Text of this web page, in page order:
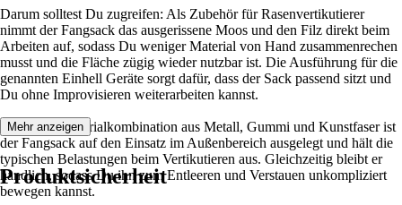
Darum solltest Du zugreifen: Als Zubehör für Rasenvertikutierer
nimmt der Fangsack das ausgerissene Moos und den Filz direkt beim
Arbeiten auf, sodass Du weniger Material von Hand zusammenrechen
musst und die Fläche zügig wieder nutzbar ist. Die Ausführung für die
genannten Einhell Geräte sorgt dafür, dass der Sack passend sitzt und
Du ohne Improvisieren weiterarbeiten kannst.
Durch die Materialkombination aus Metall, Gummi und Kunstfaser ist
der Fangsack auf den Einsatz im Außenbereich ausgelegt und hält die
typischen Belastungen beim Vertikutieren aus. Gleichzeitig bleibt er
handlich, sodass Du ihn zum Entleeren und Verstauen unkompliziert
bewegen kannst.
Mehr anzeigen
Produktsicherheit